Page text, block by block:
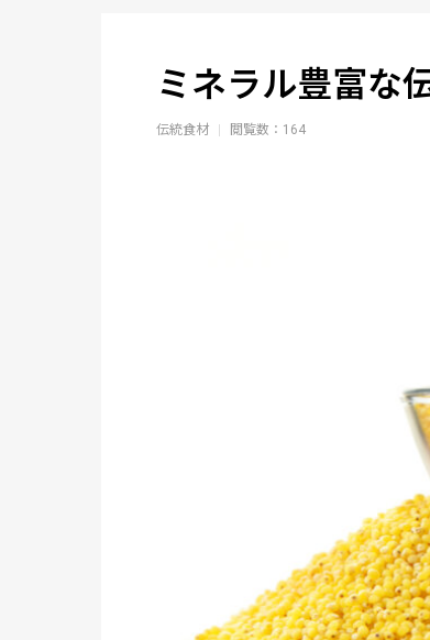
ミネラル豊富な
伝統食材 閲覧数：164